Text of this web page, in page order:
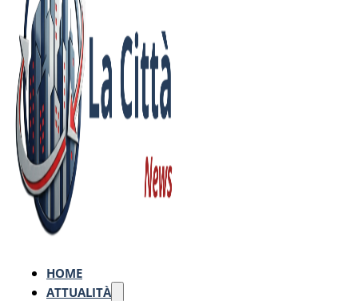
HOME
ATTUALITÀ